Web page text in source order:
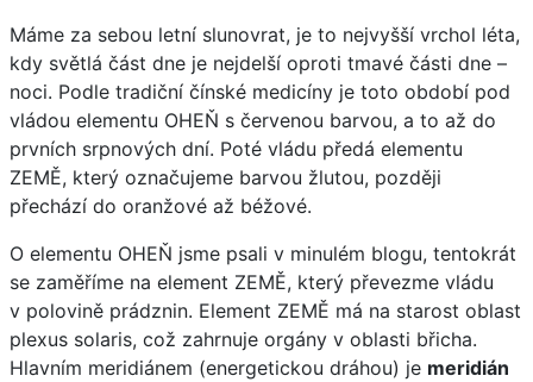
Máme za sebou letní slunovrat, je to nejvyšší vrchol léta,
kdy světlá část dne je nejdelší oproti tmavé části dne –
noci. Podle tradiční čínské medicíny je toto období pod
vládou elementu OHEŇ s červenou barvou, a to až do
prvních srpnových dní. Poté vládu předá elementu
ZEMĚ, který označujeme barvou žlutou, později
přechází do oranžové až béžové.
O elementu OHEŇ jsme psali v minulém blogu, tentokrát
se zaměříme na element ZEMĚ, který převezme vládu
v polovině prádznin. Element ZEMĚ má na starost oblast
plexus solaris, což zahrnuje orgány v oblasti břicha.
Hlavním meridiánem (energetickou dráhou) je meridián